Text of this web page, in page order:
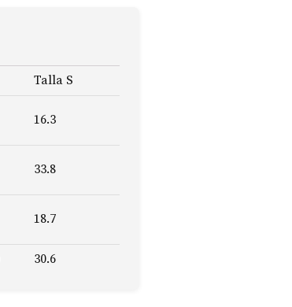
Talla S
16.3
33.8
18.7
30.6